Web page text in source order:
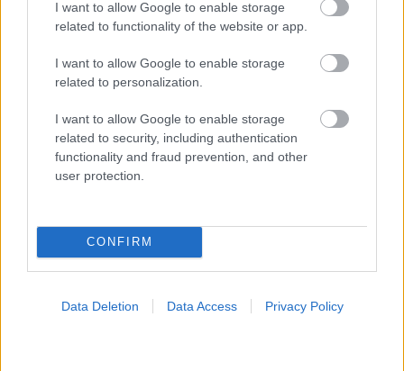
I want to allow Google to enable storage
related to functionality of the website or app.
I want to allow Google to enable storage
related to personalization.
I want to allow Google to enable storage
related to security, including authentication
functionality and fraud prevention, and other
user protection.
CONFIRM
Data Deletion Data Access Privacy Policy